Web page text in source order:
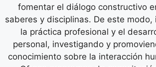
fomentar el diálogo constructivo
saberes y disciplinas. De este modo,
la práctica profesional y el
personal, investigando y
conocimiento sobre la interacción